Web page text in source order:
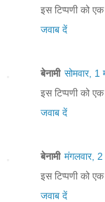
इस टिप्पणी को एक
जवाब दें
बेनामी सोमवार,
इस टिप्पणी को एक
जवाब दें
बेनामी मंगलवार,
इस टिप्पणी को एक
जवाब दें